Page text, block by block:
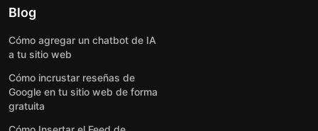
Blog
Cómo agregar un chatbot de IA
a tu sitio web
Cómo incrustar reseñas de
Google en tu sitio web de forma
gratuita